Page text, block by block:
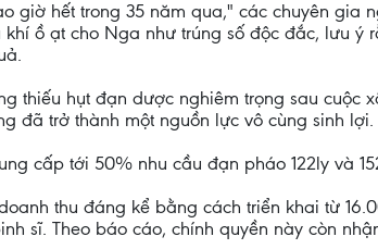
giờ hết trong 35 năm qua," các chuyên gia
ồ ạt cho Nga như trúng số độc đắc, lưu ý
thiếu hụt đạn dược nghiêm trọng sau cuộc
đã trở thành một nguồn lực vô cùng sinh lợi.
cấp tới 50% nhu cầu đạn pháo 122ly và
thu đáng kể bằng cách triển khai từ
sĩ. Theo báo cáo, chính quyền này còn